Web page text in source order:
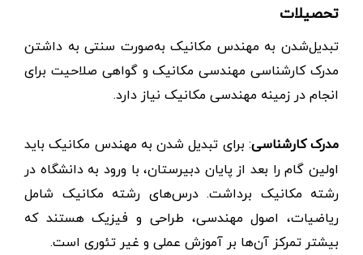
تحصیلات
تبدیل‌شدن به مهندس مکانیک به‌صورت سنتی به داشتن
مدرک کارشناسی مهندسی مکانیک و گواهی صلاحیت برای
انجام در زمینه مهندسی مکانیک نیاز دارد.
مدرک کارشناسی: برای تبدیل شدن به مهندس مکانیک باید
اولین گام را بعد از پایان دبیرستان، با ورود به دانشگاه در
رشته مکانیک برداشت. درس‌های رشته مکانیک شامل
ریاضیات، اصول مهندسی، طراحی و فیزیک هستند که
بیشتر تمرکز آن‌ها بر آموزش عملی و غیر تئوری است.